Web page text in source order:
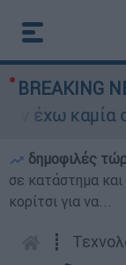
BREAKING
καμία
δημοφιλές
σε κατάστημα
κορίτσι για να...
┋